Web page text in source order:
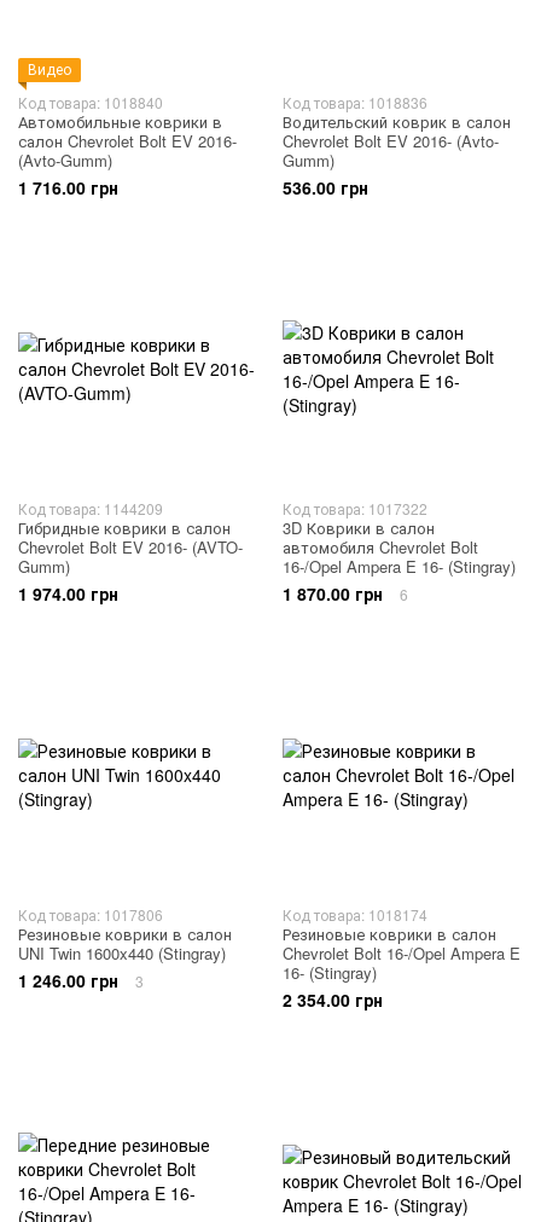
Видео
Код товара: 1018840
Автомобильные коврики в
салон Chevrolet Bolt EV 2016-
(Avto-Gumm)
1 716.00 грн
Код товара: 1018836
Водительский коврик в салон
Chevrolet Bolt EV 2016- (Avto-
Gumm)
536.00 грн
Код товара: 1144209
Гибридные коврики в салон
Chevrolet Bolt EV 2016- (AVTO-
Gumm)
1 974.00 грн
Код товара: 1017322
3D Коврики в салон
автомобиля Chevrolet Bolt
16-/Opel Ampera E 16- (Stingray)
1 870.00 грн 6
Код товара: 1017806
Резиновые коврики в салон
UNI Twin 1600x440 (Stingray)
1 246.00 грн 3
Код товара: 1018174
Резиновые коврики в салон
Chevrolet Bolt 16-/Opel Ampera E
16- (Stingray)
2 354.00 грн